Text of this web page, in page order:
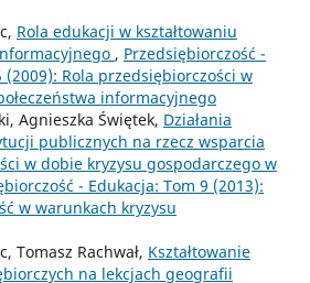
Rola edukacji w kształtowaniu
, Przedsiębiorczość -
(2009): Rola przedsiębiorczości w
informacyjnego
Agnieszka Świętek, Działania
publicznych na rzecz wsparcia
w dobie kryzysu gospodarczego w
- Edukacja: Tom 9 (2013):
w warunkach kryzysu
Tomasz Rachwał, Kształtowanie
na lekcjach geografii